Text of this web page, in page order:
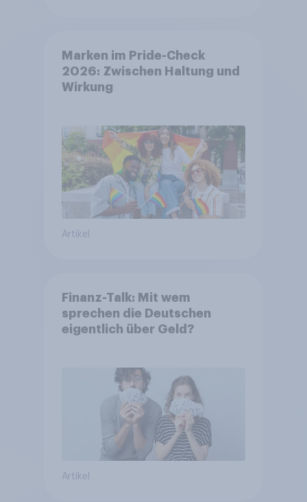
Marken im Pride-Check
2026: Zwischen Haltung und
Wirkung
Artikel
Finanz-Talk: Mit wem
sprechen die Deutschen
eigentlich über Geld?
Artikel